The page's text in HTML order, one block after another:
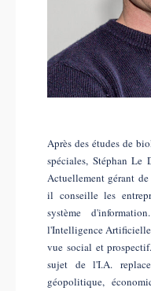
Après des études de
spéciales, Stéphan Le
Actuellement gérant
il conseille les
système
l'Intelligence Artificielle
vue social et
sujet de l'I.A.
géopolitique,